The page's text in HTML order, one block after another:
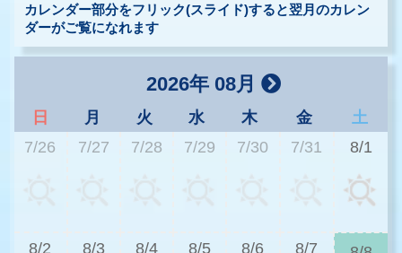
カレンダー部分をフリック(スライド)すると翌月のカレン
ダーがご覧になれます
2026年 08月
日 月 火 水 木 金
土
7/26
7/27 7/28 7/29 7/30 7/31 8/1
8/2 8/3 8/4 8/5 8/6 8/7